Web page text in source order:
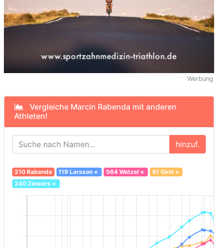
Werbung
Vergleiche Marcin Rabenda mit anderen
Athleten!
hinzuf.
210 Rabenda 119 Larsson × 564 Wetzel× 61 Girin×
240 Ziewers×